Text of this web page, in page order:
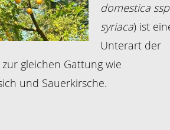
domestica
syriaca) ist
Unterart der
gleichen Gattung wie
und Sauerkirsche.